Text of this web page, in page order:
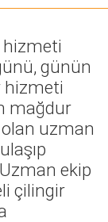
hizmeti
günün
hizmeti
mağdur
uzman
ekip
çilingir